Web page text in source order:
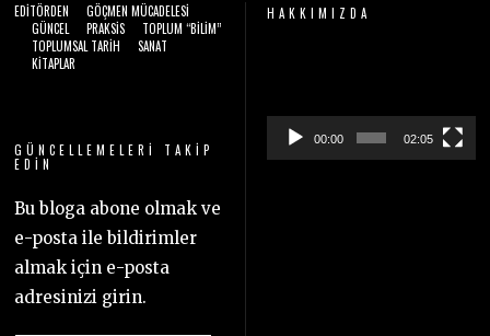
EDITÖRDEN
GÖÇMEN MÜCADELESI
GÜNCEL
PRAKSIS
TOPLUM “BILIM”
TOPLUMSAL TARIH
SANAT
KITAPLAR
GÜNCELLEMELERI TAKIP
EDIN
Bu bloga abone olmak ve
e-posta ile bildirimler
almak için e-posta
adresinizi girin.
HAKKIMIZDA
00:00 02:05